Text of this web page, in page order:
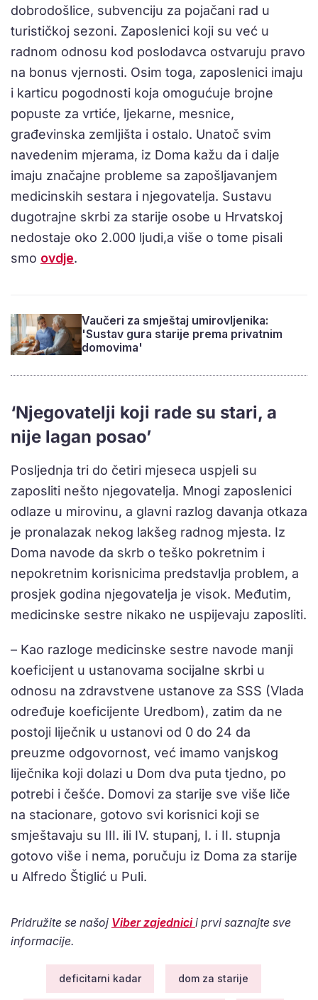
dobrodošlice, subvenciju za pojačani rad u
turističkoj sezoni. Zaposlenici koji su već u
radnom odnosu kod poslodavca ostvaruju pravo
na bonus vjernosti. Osim toga, zaposlenici imaju
i karticu pogodnosti koja omogućuje brojne
popuste za vrtiće, ljekarne, mesnice,
građevinska zemljišta i ostalo. Unatoč svim
navedenim mjerama, iz Doma kažu da i dalje
imaju značajne probleme sa zapošljavanjem
medicinskih sestara i njegovatelja. Sustavu
dugotrajne skrbi za starije osobe u Hrvatskoj
nedostaje oko 2.000 ljudi,a više o tome pisali
smo ovdje.
Vaučeri za smještaj umirovljenika:
'Sustav gura starije prema privatnim
domovima'
‘Njegovatelji koji rade su stari, a
nije lagan posao’
Posljednja tri do četiri mjeseca uspjeli su
zaposliti nešto njegovatelja. Mnogi zaposlenici
odlaze u mirovinu, a glavni razlog davanja otkaza
je pronalazak nekog lakšeg radnog mjesta. Iz
Doma navode da skrb o teško pokretnim i
nepokretnim korisnicima predstavlja problem, a
prosjek godina njegovatelja je visok. Međutim,
medicinske sestre nikako ne uspijevaju zaposliti.
– Kao razloge medicinske sestre navode manji
koeficijent u ustanovama socijalne skrbi u
odnosu na zdravstvene ustanove za SSS (Vlada
određuje koeficijente Uredbom), zatim da ne
postoji liječnik u ustanovi od 0 do 24 da
preuzme odgovornost, već imamo vanjskog
liječnika koji dolazi u Dom dva puta tjedno, po
potrebi i češće. Domovi za starije sve više liče
na stacionare, gotovo svi korisnici koji se
smještavaju su III. ili IV. stupanj, I. i II. stupnja
gotovo više i nema, poručuju iz Doma za starije
u Alfredo Štiglić u Puli.
Pridružite se našoj Viber zajednicii prvi saznajte sve
informacije.
deficitarni kadar dom za starije